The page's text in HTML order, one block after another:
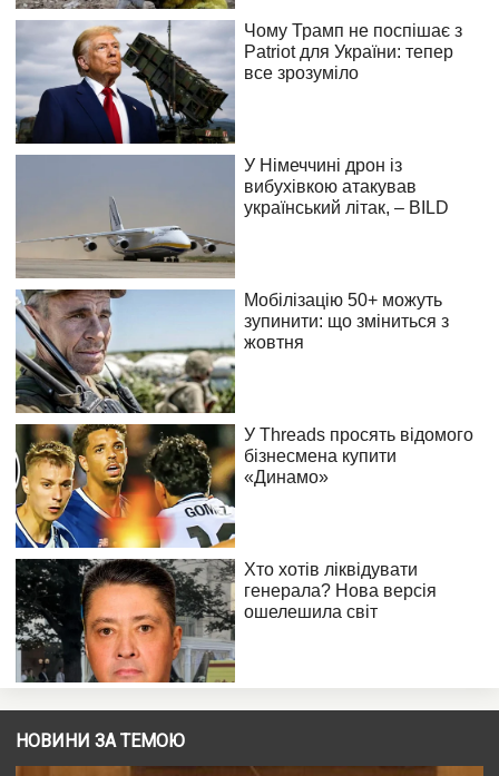
НОВИНИ ЗА ТЕМОЮ